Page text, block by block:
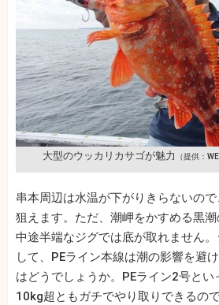
大型のウッカリカサゴが魅力 （提供：
串本周辺は水温が下がりきらないの
狙えます。ただ、潮岬をかすめる黒潮
中途半端なジグでは底が取れません
して、PEライン本線は潮の影響を避
はどうでしょうか。PEライン2号と
10kg超ともガチでやり取りできるの